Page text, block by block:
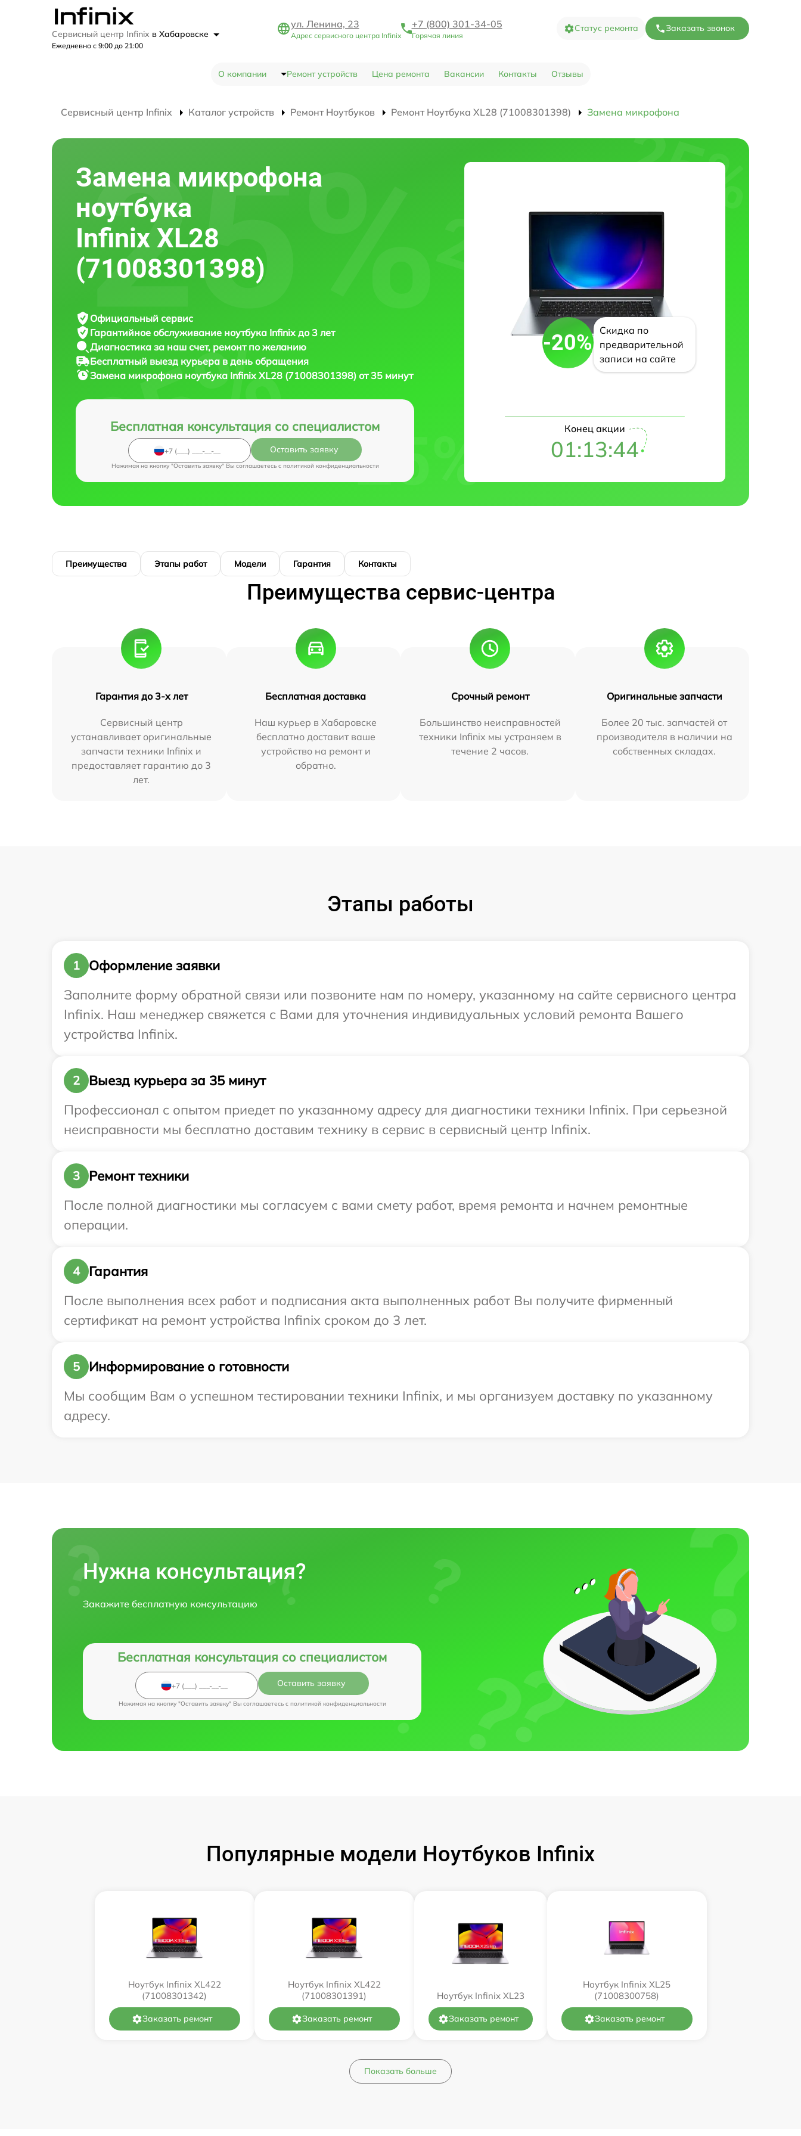
Сервисный центр Infinix в Хабаровске
Ежедневно с 9:00 до 21:00
ул. Ленина, 23
Адрес сервисного центра Infinix
+7 (800) 301-34-05
Горячая линия
Статус ремонта Заказать звонок
О компании Ремонт устройств Цена ремонта Вакансии Контакты Отзывы
Сервисный центр Infinix Каталог устройств Ремонт Ноутбуков Ремонт Ноутбука XL28 (71008301398) Замена микрофона
Замена микрофона
ноутбука
Infinix XL28
(71008301398)
Официальный сервис
Гарантийное обслуживание ноутбука Infinix до 3 лет
Диагностика за наш счет, ремонт по желанию
Бесплатный выезд курьера в день обращения
Замена микрофона ноутбука Infinix XL28 (71008301398) от 35 минут
Бесплатная консультация со специалистом
Оставить заявку
Нажимая на кнопку "Оставить заявку" Вы соглашаетесь c политикой конфиденциальности
-20%
Скидка по
предварительной
записи на сайте
Конец акции
01:13:43
Преимущества Этапы работ Модели Гарантия Контакты
Преимущества сервис-центра
Гарантия до 3-х лет
Сервисный центр
устанавливает оригинальные
запчасти техники Infinix и
предоставляет гарантию до 3
лет.
Бесплатная доставка
Наш курьер в Хабаровске
бесплатно доставит ваше
устройство на ремонт и
обратно.
Срочный ремонт
Большинство неисправностей
техники Infinix мы устраняем в
течение 2 часов.
Оригинальные запчасти
Более 20 тыс. запчастей от
производителя в наличии на
собственных складах.
Этапы работы
1
Оформление заявки
Заполните форму обратной связи или позвоните нам по номеру, указанному на сайте сервисного центра
Infinix. Наш менеджер свяжется с Вами для уточнения индивидуальных условий ремонта Вашего
устройства Infinix.
2
Выезд курьера за 35 минут
Профессионал с опытом приедет по указанному адресу для диагностики техники Infinix. При серьезной
неисправности мы бесплатно доставим технику в сервис в сервисный центр Infinix.
3
Ремонт техники
После полной диагностики мы согласуем с вами смету работ, время ремонта и начнем ремонтные
операции.
4
Гарантия
После выполнения всех работ и подписания акта выполненных работ Вы получите фирменный
сертификат на ремонт устройства Infinix сроком до 3 лет.
5
Информирование о готовности
Мы сообщим Вам о успешном тестировании техники Infinix, и мы организуем доставку по указанному
адресу.
Нужна консультация?
Закажите бесплатную консультацию
Бесплатная консультация со специалистом
Оставить заявку
Нажимая на кнопку "Оставить заявку" Вы соглашаетесь c политикой конфиденциальности
Популярные модели Ноутбуков Infinix
Ноутбук Infinix XL422
(71008301342)
Заказать ремонт
Ноутбук Infinix XL422
(71008301391)
Заказать ремонт
Ноутбук Infinix XL23
Заказать ремонт
Ноутбук Infinix XL25
(71008300758)
Заказать ремонт
Показать больше